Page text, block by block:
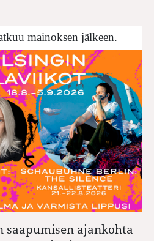
mainoksen jälkeen.
ajankohta